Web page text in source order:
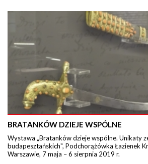
BRATANKÓW DZIEJE WSPÓLNE
Wystawa „Bratanków dzieje wspólne. Unikaty
budapesztańskich", Podchorążówka Łazienek
Warszawie, 7 maja – 6 sierpnia 2019 r.